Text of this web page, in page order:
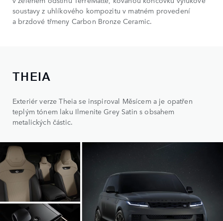
soustavy z uhlíkového kompozitu v matném provedení
a brzdové třmeny Carbon Bronze Ceramic.
THEIA
Exteriér verze Theia se inspiroval Měsícem a je opatřen
teplým tónem laku Ilmenite Grey Satin s obsahem
metalických částic.